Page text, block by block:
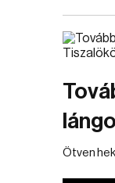
Ötven